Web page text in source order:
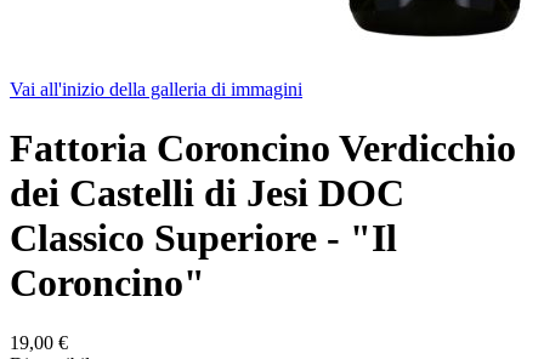
Vai all'inizio della galleria di immagini
Fattoria Coroncino Verdicchio
dei Castelli di Jesi DOC
Classico Superiore - "Il
Coroncino"
19,00 €